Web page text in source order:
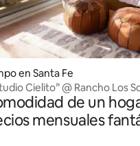
en Santa Fe
Cielito” @ Rancho Los
de un
mensuales